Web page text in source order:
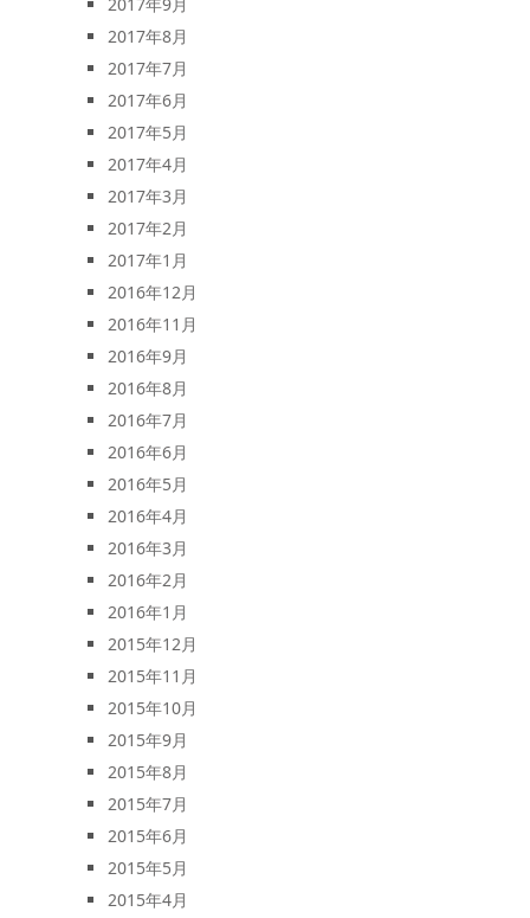
2017年8月
2017年7月
2017年6月
2017年5月
2017年4月
2017年3月
2017年2月
2017年1月
2016年12月
2016年11月
2016年9月
2016年8月
2016年7月
2016年6月
2016年5月
2016年4月
2016年3月
2016年2月
2016年1月
2015年12月
2015年11月
2015年10月
2015年9月
2015年8月
2015年7月
2015年6月
2015年5月
2015年4月